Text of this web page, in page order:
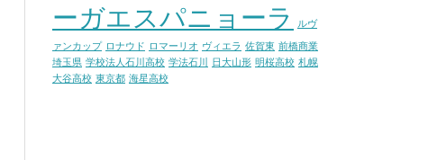
ーガエスパニョーラ
ルヴ
ァンカップ ロナウド ロマーリオ ヴィエラ 佐賀東 前橋商業
埼玉県 学校法人石川高校 学法石川 日大山形 明桜高校 札幌
大谷高校 東京都 海星高校